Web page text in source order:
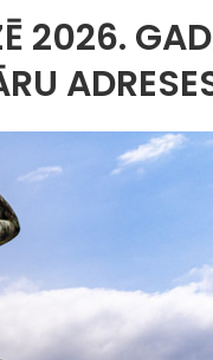
2026.